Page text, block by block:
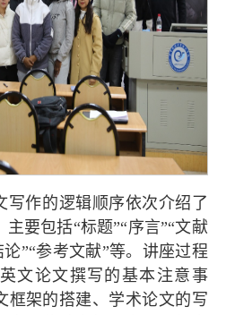
写作的逻辑顺序依次介绍了
要包括“标题”“序言”“文献
论”“参考文献”等。讲座过程
文论文撰写的基本注意事
框架的搭建、学术论文的写